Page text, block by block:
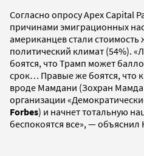
Согласно опросу Apex Capital
причинами эмиграционных
американцев стали стоимость
политический климат (54%).
боятся, что Трамп может
срок… Правые же боятся, что
вроде Мамдани (Зохран
организации
Forbes) и начнет тотальную
беспокоятся все», — объяснил